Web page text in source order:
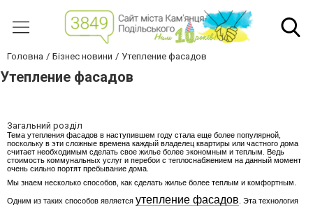
Головна Бізнес новини Утепление фасадов
Утепление фасадов
Загальний розділ
Тема утепления фасадов в наступившем году стала еще более популярной,
поскольку в эти сложные времена каждый владелец квартиры или частного дома
считает необходимым сделать свое жилье более экономным и теплым. Ведь
стоимость коммунальных услуг и перебои с теплоснабжением на данный момент
очень сильно портят пребывание дома.
Мы знаем несколько способов, как сделать жилье более теплым и комфортным.
Одним из таких способов является утепление фасадов . Эта технология